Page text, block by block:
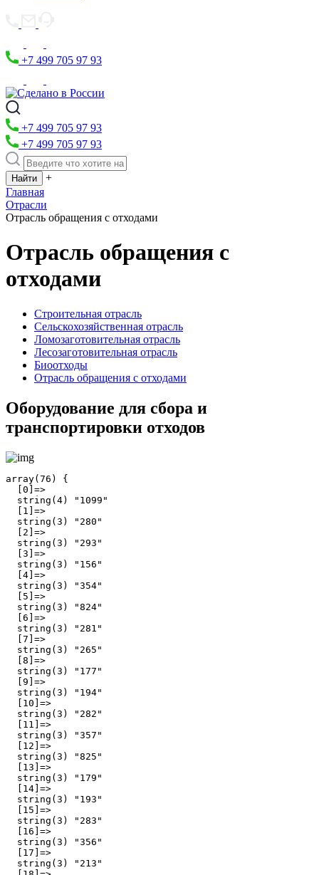
+7 499 705 97 93
+7 499 705 97 93
+7 499 705 97 93
+
Главная
Отрасли
Отрасль обращения с отходами
Отрасль обращения с
отходами
Строительная отрасль
Сельскохозяйственная отрасль
Ломозаготовительная отрасль
Лесозаготовительная отрасль
Биоотходы
Отрасль обращения с отходами
Оборудование для сбора и
транспортировки отходов
array(76) {
  [0]=>
  string(4) "1099"
  [1]=>
  string(3) "280"
  [2]=>
  string(3) "293"
  [3]=>
  string(3) "156"
  [4]=>
  string(3) "354"
  [5]=>
  string(3) "824"
  [6]=>
  string(3) "281"
  [7]=>
  string(3) "265"
  [8]=>
  string(3) "177"
  [9]=>
  string(3) "194"
  [10]=>
  string(3) "282"
  [11]=>
  string(3) "357"
  [12]=>
  string(3) "825"
  [13]=>
  string(3) "179"
  [14]=>
  string(3) "193"
  [15]=>
  string(3) "283"
  [16]=>
  string(3) "356"
  [17]=>
  string(3) "213"